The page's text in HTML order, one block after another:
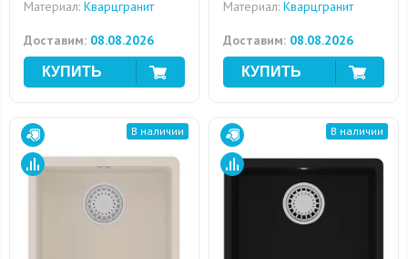
Материал: Кварцгранит
Доставим: 08.08.2026
Материал: Кварцгранит
Доставим: 08.08.2026
В наличии В наличии